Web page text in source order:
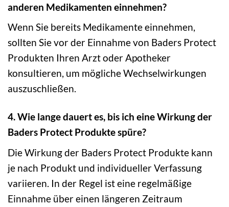
anderen Medikamenten einnehmen?
Wenn Sie bereits Medikamente einnehmen,
sollten Sie vor der Einnahme von Baders Protect
Produkten Ihren Arzt oder Apotheker
konsultieren, um mögliche Wechselwirkungen
auszuschließen.
4. Wie lange dauert es, bis ich eine Wirkung der
Baders Protect Produkte spüre?
Die Wirkung der Baders Protect Produkte kann
je nach Produkt und individueller Verfassung
variieren. In der Regel ist eine regelmäßige
Einnahme über einen längeren Zeitraum